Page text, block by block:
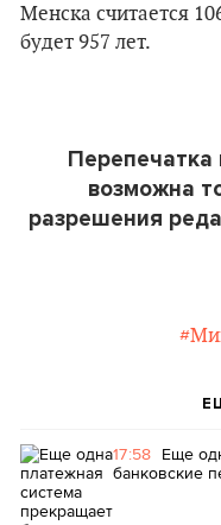
Менска считается
будет 957 лет.
Перепечатка
возможна
разрешения
17:58 Еще
банковские